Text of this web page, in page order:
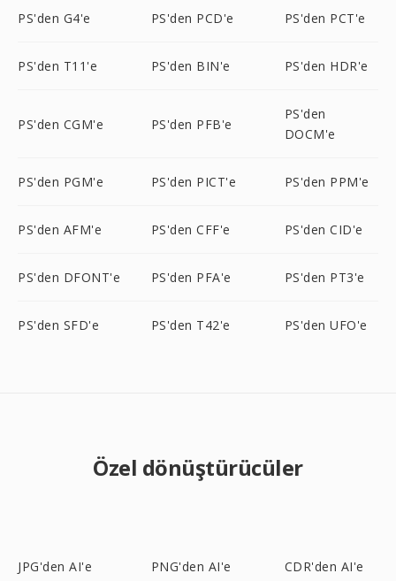
PS'den G4'e PS'den PCD'e PS'den PCT'e
PS'den T11'e PS'den BIN'e PS'den HDR'e
PS'den CGM'e PS'den PFB'e
PS'den
DOCM'e
PS'den PGM'e PS'den PICT'e PS'den PPM'e
PS'den AFM'e PS'den CFF'e PS'den CID'e
PS'den DFONT'e PS'den PFA'e PS'den PT3'e
PS'den SFD'e PS'den T42'e PS'den UFO'e
Özel dönüştürücüler
JPG'den AI'e PNG'den AI'e CDR'den AI'e